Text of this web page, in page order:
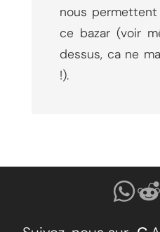
nous
ce bazar (voir
dessus, ca ne
!).